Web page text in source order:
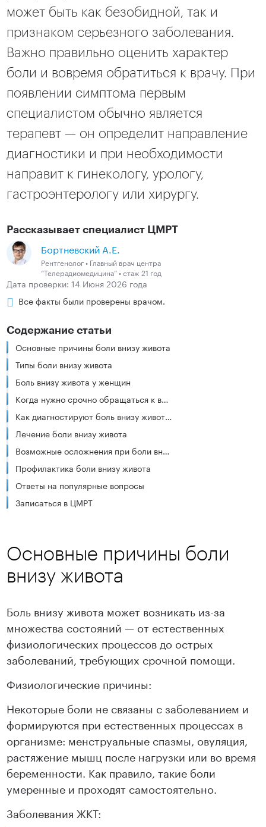
может быть как безобидной, так и
признаком серьезного заболевания.
Важно правильно оценить характер
боли и вовремя обратиться к врачу. При
появлении симптома первым
специалистом обычно является
терапевт — он определит направление
диагностики и при необходимости
направит к гинекологу, урологу,
гастроэнтерологу или хирургу.
Рассказывает специалист ЦМРТ
Бортневский А.Е.
Рентгенолог • Главный врач центра
“Телерадиомедицина” • стаж 21 год
Дата проверки: 14 Июня 2026 года
Все факты были проверены врачом.
Содержание статьи
Основные причины боли внизу живота
Типы боли внизу живота
Боль внизу живота у женщин
Когда нужно срочно обращаться к врачу
Как диагностируют боль внизу живота?
Лечение боли внизу живота
Возможные осложнения при боли внизу живота
Профилактика боли внизу живота
Ответы на популярные вопросы
Записаться в ЦМРТ
Основные причины боли
внизу живота
Боль внизу живота может возникать из-за
множества состояний — от естественных
физиологических процессов до острых
заболеваний, требующих срочной помощи.
Физиологические причины:
Некоторые боли не связаны с заболеванием и
формируются при естественных процессах в
организме: менструальные спазмы, овуляция,
растяжение мышц после нагрузки или во время
беременности. Как правило, такие боли
умеренные и проходят самостоятельно.
Заболевания ЖКТ: